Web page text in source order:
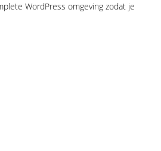
WordPress omgeving zodat je